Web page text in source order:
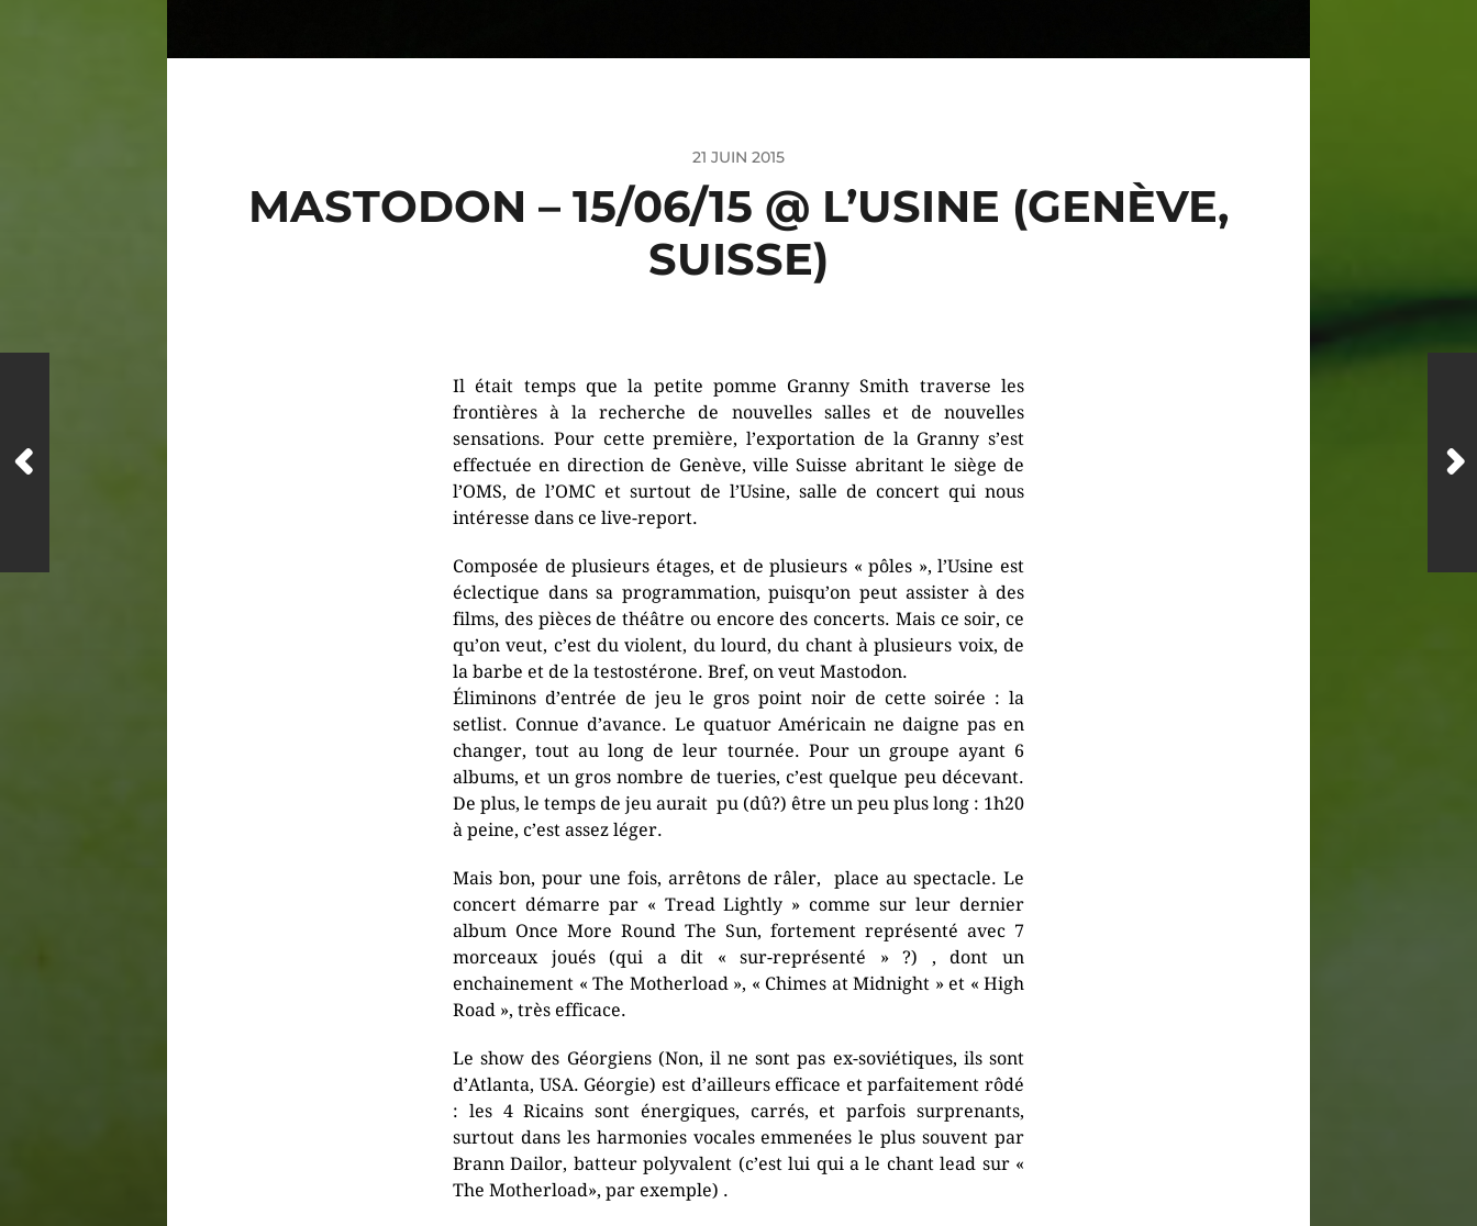
21 JUIN 2015
MASTODON – 15/06/15 @ L’USINE (GENÈVE,
SUISSE)
Il était temps que la petite pomme Granny Smith traverse les
frontières à la recherche de nouvelles salles et de nouvelles
sensations. Pour cette première, l’exportation de la Granny s’est
effectuée en direction de Genève, ville Suisse abritant le siège de
l’OMS, de l’OMC et surtout de l’Usine, salle de concert qui nous
intéresse dans ce live-report.
Composée de plusieurs étages, et de plusieurs « pôles », l’Usine est
éclectique dans sa programmation, puisqu’on peut assister à des
films, des pièces de théâtre ou encore des concerts. Mais ce soir, ce
qu’on veut, c’est du violent, du lourd, du chant à plusieurs voix, de
la barbe et de la testostérone. Bref, on veut Mastodon.
Éliminons d’entrée de jeu le gros point noir de cette soirée : la
setlist. Connue d’avance. Le quatuor Américain ne daigne pas en
changer, tout au long de leur tournée. Pour un groupe ayant 6
albums, et un gros nombre de tueries, c’est quelque peu décevant.
De plus, le temps de jeu aurait pu (dû?) être un peu plus long : 1h20
à peine, c’est assez léger.
Mais bon, pour une fois, arrêtons de râler, place au spectacle. Le
concert démarre par « Tread Lightly » comme sur leur dernier
album Once More Round The Sun, fortement représenté avec 7
morceaux joués (qui a dit « sur-représenté » ?) , dont un
enchainement « The Motherload », « Chimes at Midnight » et « High
Road », très efficace.
Le show des Géorgiens (Non, il ne sont pas ex-soviétiques, ils sont
d’Atlanta, USA. Géorgie) est d’ailleurs efficace et parfaitement rôdé
: les 4 Ricains sont énergiques, carrés, et parfois surprenants,
surtout dans les harmonies vocales emmenées le plus souvent par
Brann Dailor, batteur polyvalent (c’est lui qui a le chant lead sur «
The Motherload», par exemple) .